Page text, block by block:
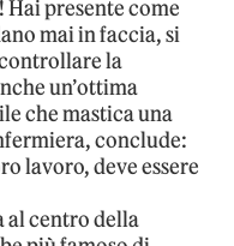
presente come
mai in faccia, si
la
un’ottima
che mastica una
conclude:
lavoro, deve essere
al centro della